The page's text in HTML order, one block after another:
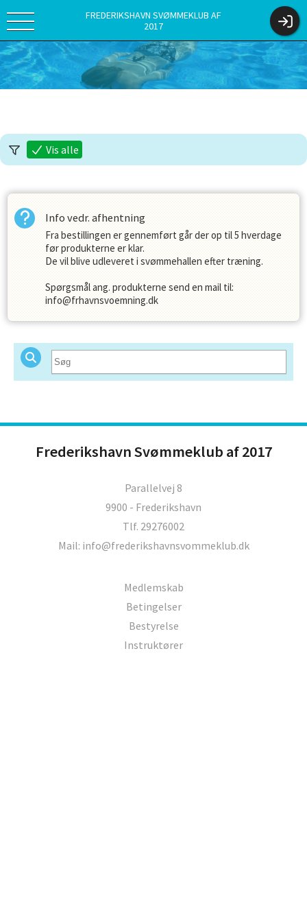
FREDERIKSHAVN SVØMMEKLUB AF
2017
Vis alle
Info vedr. afhentning
Fra bestillingen er gennemført går der op til 5 hverdage
før produkterne er klar.
De vil blive udleveret i svømmehallen efter træning.
Spørgsmål ang. produkterne send en mail til:
info@frhavnsvoemning.dk
Frederikshavn Svømmeklub af 2017
Parallelvej 8
9900 - Frederikshavn
Tlf. 29276002
Mail: info@frederikshavnsvommeklub.dk
Medlemskab
Betingelser
Bestyrelse
Instruktører